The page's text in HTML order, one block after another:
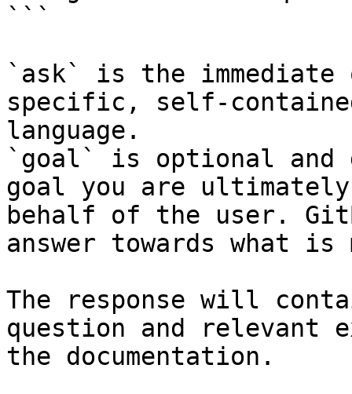
```
`ask` is the
specific, self-
language.
`goal` is optional and
goal you are
behalf of the user.
answer towards what
The response will
question and relevant
the documentation.